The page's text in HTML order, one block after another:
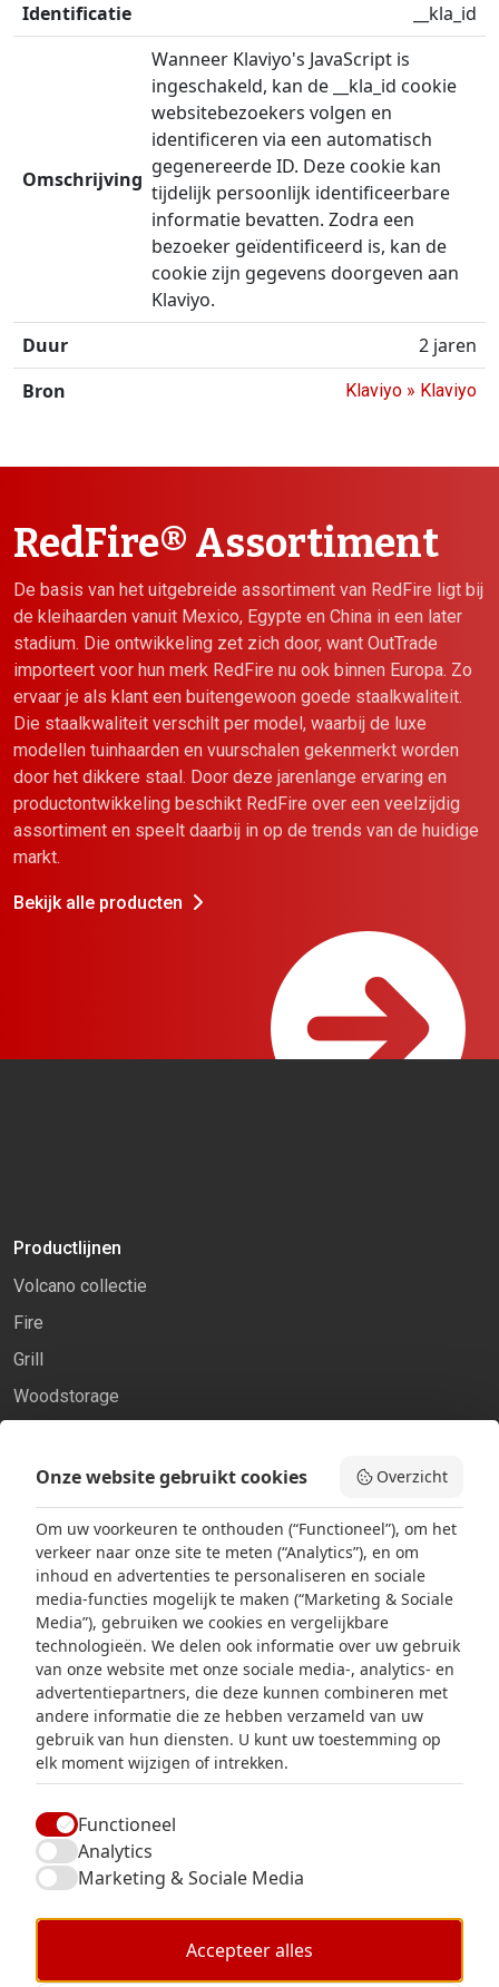
__kla_id
Wanneer Klaviyo's JavaScript is
ingeschakeld, kan de __kla_id cookie
websitebezoekers volgen en
identificeren via een automatisch
gegenereerde ID. Deze cookie kan
tijdelijk persoonlijk identificeerbare
informatie bevatten. Zodra een
bezoeker geïdentificeerd is, kan de
cookie zijn gegevens doorgeven aan
Klaviyo.
2 jaren
Klaviyo » Klaviyo
RedFire® Assortiment
De basis van het uitgebreide assortiment van RedFire ligt bij
de kleihaarden vanuit Mexico, Egypte en China in een later
stadium. Die ontwikkeling zet zich door, want OutTrade
importeert voor hun merk RedFire nu ook binnen Europa. Zo
ervaar je als klant een buitengewoon goede staalkwaliteit.
Die staalkwaliteit verschilt per model, waarbij de luxe
modellen tuinhaarden en vuurschalen gekenmerkt worden
door het dikkere staal. Door deze jarenlange ervaring en
productontwikkeling beschikt RedFire over een veelzijdig
assortiment en speelt daarbij in op de trends van de huidige
markt.
Bekijk alle producten
Productlijnen
Volcano collectie
Fire
Grill
Woodstorage
Pagina’s
Productlijnen
Over ons
Contact
FAQ
Overige vragenformulier
Onze website gebruikt cookies Overzicht
Om uw voorkeuren te onthouden (“Functioneel”), om het
verkeer naar onze site te meten (“Analytics”), en om
inhoud en advertenties te personaliseren en sociale
media-functies mogelijk te maken (“Marketing & Sociale
Media”), gebruiken we cookies en vergelijkbare
technologieën. We delen ook informatie over uw gebruik
van onze website met onze sociale media-, analytics- en
advertentiepartners, die deze kunnen combineren met
andere informatie die ze hebben verzameld van uw
gebruik van hun diensten. U kunt uw toestemming op
elk moment wijzigen of intrekken.
Functioneel
Analytics
Marketing & Sociale Media
Accepteer alles